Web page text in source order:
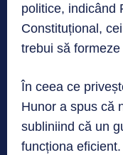
politice, indicând
Constituțional,
trebui să
În ceea ce
Hunor a spus că
subliniind că un
funcționa